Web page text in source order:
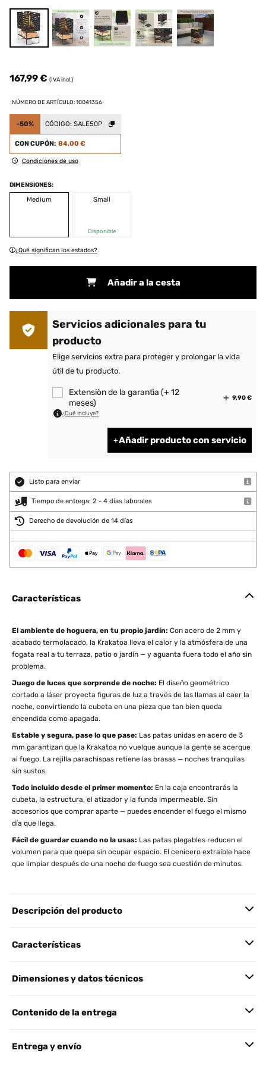
167,99 € (IVA incl.)
NÚMERO DE ARTÍCULO: 10041356
-50% CÓDIGO: SALE50P
CON CUPÓN: 84,00 €
Condiciones de uso
DIMENSIONES:
Medium
Small
Disponible
¿Qué significan los estados?
Añadir a la cesta
Servicios adicionales para tu
producto
Elige servicios extra para proteger y prolongar la vida
útil de tu producto.
Extensiòn de la garantìa (+ 12
meses)
9,90 €
¿Qué incluye?
Añadir producto con servicio
Listo para enviar
Tiempo de entrega: 2 - 4 días laborales
Derecho de devolución de 14 días
Características
El ambiente de hoguera, en tu propio jardín: Con acero de 2 mm y
acabado termolacado, la Krakatoa lleva el calor y la atmósfera de una
fogata real a tu terraza, patio o jardín — y aguanta fuera todo el año sin
problema.
Juego de luces que sorprende de noche: El diseño geométrico
cortado a láser proyecta figuras de luz a través de las llamas al caer la
noche, convirtiendo la cubeta en una pieza que tan bien queda
encendida como apagada.
Estable y segura, pase lo que pase: Las patas unidas en acero de 3
mm garantizan que la Krakatoa no vuelque aunque la gente se acerque
al fuego. La rejilla parachispas retiene las brasas — noches tranquilas
sin sustos.
Todo incluido desde el primer momento: En la caja encontrarás la
cubeta, la estructura, el atizador y la funda impermeable. Sin
accesorios que comprar aparte — puedes encender el fuego el mismo
día que llega.
Fácil de guardar cuando no la usas: Las patas plegables reducen el
volumen para que quepa sin ocupar espacio. El cenicero extraíble hace
que limpiar después de una noche de fuego sea cuestión de minutos.
Descripción del producto
Características
Dimensiones y datos técnicos
Contenido de la entrega
Entrega y envío